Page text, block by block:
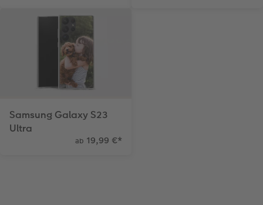
Samsung Galaxy S23
Ultra
ab 19,99 €*